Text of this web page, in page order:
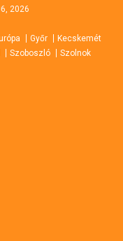
2026
Győr
Kecskemét
Szoboszló Szolnok